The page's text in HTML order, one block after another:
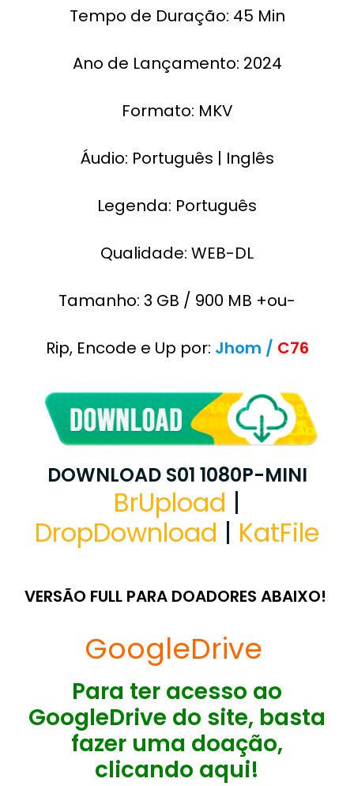
Tempo de Duração: 45 Min
Ano de Lançamento: 2024
Formato: MKV
Áudio: Português | Inglês
Legenda: Português
Qualidade: WEB-DL
Tamanho: 3 GB / 900 MB +ou-
Rip, Encode e Up por: Jhom / C76
DOWNLOAD S01 1080P-MINI
BrUpload |
DropDownload | KatFile
VERSÃO FULL PARA DOADORES ABAIXO!
GoogleDrive
Para ter acesso ao
GoogleDrive do site, basta
fazer uma doação,
clicando aqui!